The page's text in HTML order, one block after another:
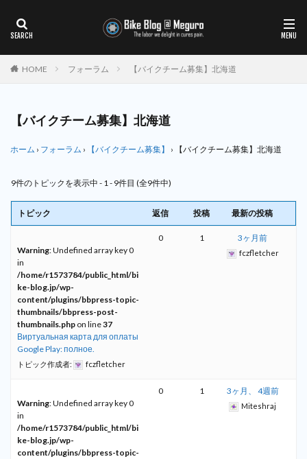
HOME フォーラム 【バイクチーム募集】北海道
【バイクチーム募集】北海道
ホーム › フォーラム › 【バイクチーム募集】 › 【バイクチーム募集】北海道
9件のトピックを表示中 - 1 - 9件目 (全9件中)
トピック 返信 投稿 最新の投稿
Warning: Undefined array key 0
in
/home/r1573784/public_html/bi
ke-blog.jp/wp-
content/plugins/bbpress-topic-
thumbnails/bbpress-post-
thumbnails.php on line37
Виртуальная карта для оплаты
Google Play: полное.
トピック作成者: fczfletcher
0 1 3ヶ月前
fczfletcher
Warning: Undefined array key 0
in
/home/r1573784/public_html/bi
ke-blog.jp/wp-
content/plugins/bbpress-topic-
0 1 3ヶ月、 4週前
Miteshraj